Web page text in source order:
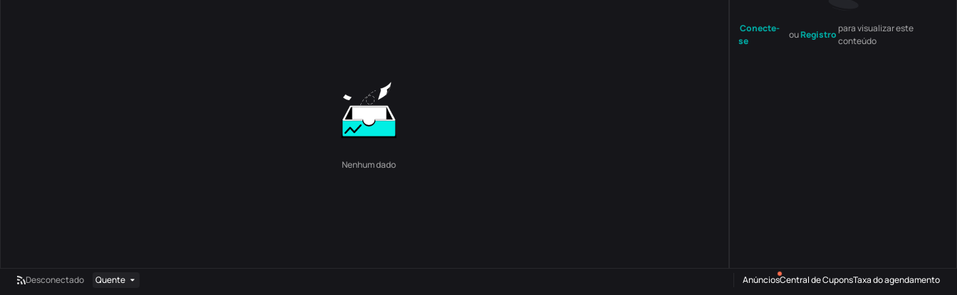
Nenhum dado
Conecte-
se
ouRegistro
para visualizar este
conteúdo
Desconectado Quente AnúnciosCentral de CuponsTaxa do agendamento